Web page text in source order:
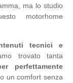
ma lo studio
motorhome
tecnici e
trovato tanta
perfettamente
un comfort senza